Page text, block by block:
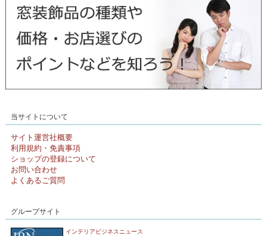
当サイトについて
サイト運営社概要
利用規約・免責事項
ショップの登録について
お問い合わせ
よくあるご質問
グループサイト
インテリアビジネスニュース